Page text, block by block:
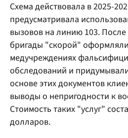
Схема действовала в 2025-
предусматривала
вызовов на линию 103.
бригады "скорой"
медучреждениях
обследований и
основе этих документов
выводы о непригодности к
Стоимость таких "услуг"
долларов.